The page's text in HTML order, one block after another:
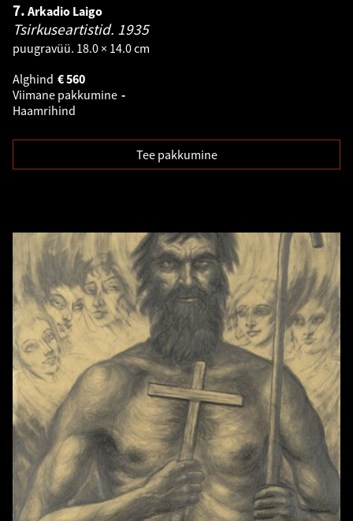
7. Arkadio Laigo
Tsirkuseartistid. 1935
puugravüü. 18.0 × 14.0 cm
Alghind
560
€
Viimane pakkumine -
Haamrihind
Tee pakkumine